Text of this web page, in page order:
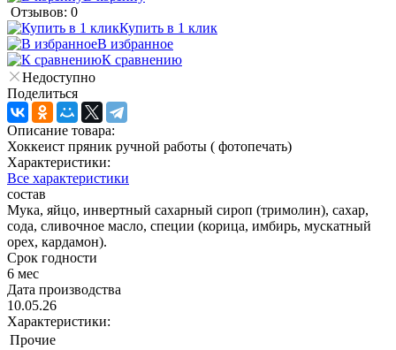
Отзывов: 0
Купить в 1 клик
В избранное
К сравнению
Недоступно
Поделиться
Описание товара:
Хоккеист пряник ручной работы ( фотопечать)
Характеристики:
Все характеристики
состав
Мука, яйцо, инвертный сахарный сироп (тримолин), сахар,
сода, сливочное масло, специи (корица, имбирь, мускатный
орех, кардамон).
Срок годности
6 мес
Дата производства
10.05.26
Характеристики:
Прочие